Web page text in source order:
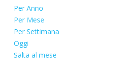
Per Anno
Per Mese
Per Settimana
Oggi
Salta al mese